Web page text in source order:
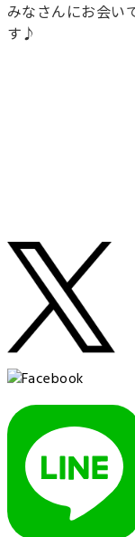
みなさんにお会い
す♪